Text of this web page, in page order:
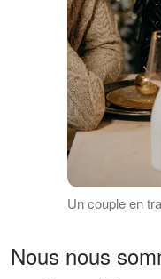
Un couple en
Nous nous